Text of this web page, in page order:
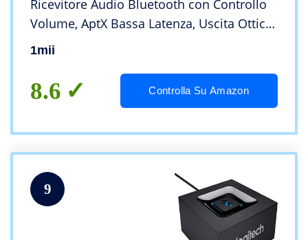
Ricevitore Audio Bluetooth con Controllo
Volume, AptX Bassa Latenza, Uscita Ottico,
Coassiale, AUX, RCA, per Amplificatore,
1mii
8.6 Controlla Su Amazon
9